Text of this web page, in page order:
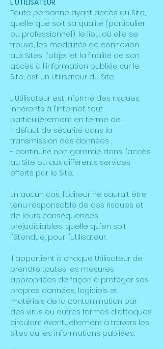
L'UTILISATEUR
Toute personne ayant accès au Site,
quelle que soit sa qualité (particulier
ou professionnel), le lieu où elle se
trouve, les modalités de connexion
aux Sites, l'objet et la finalité de son
accès à l'information publiée sur le
Site, est un Utilisateur du Site.
L'Utilisateur est informé des risques
inhérents à l'Internet, tout
particulièrement en terme de :
- défaut de sécurité dans la
transmission des données ;
- continuité non garantie dans l'accès
au Site ou aux différents services
offerts par le Site.
En aucun cas, l’Éditeur ne saurait être
tenu responsable de ces risques et
de leurs conséquences,
préjudiciables, quelle qu'en soit
l'étendue, pour l'Utilisateur.
Il appartient à chaque Utilisateur de
prendre toutes les mesures
appropriées de façon à protéger ses
propres données, logiciels et
matériels de la contamination par
des virus ou autres formes d'attaques
circulant éventuellement à travers les
Sites ou les informations publiées.